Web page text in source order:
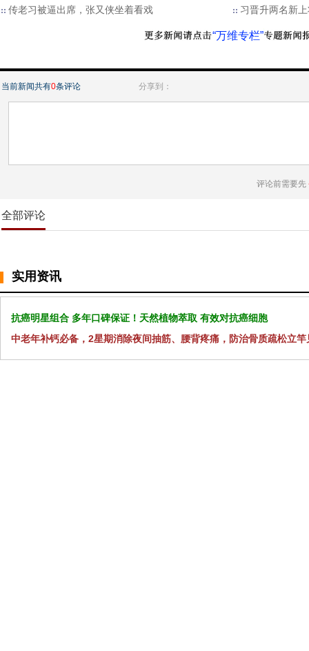
传老习被逼出席，张又侠坐着看戏
习晋升两名新
“万维专栏”
当前新闻共有0条评论 分享到：
评论前需要先
全部评论
实用资讯
抗癌明星组合 多年口碑保证！天然植物萃取 有效对抗癌细胞
中老年补钙必备，2星期消除夜间抽筋、腰背疼痛，防治骨质疏松立竿